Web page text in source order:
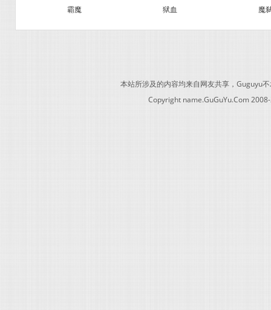
霸魔
狱血 魔
本站所涉及的内容均来自网友共享，Guguyu
Copyright name.GuGuYu.Com